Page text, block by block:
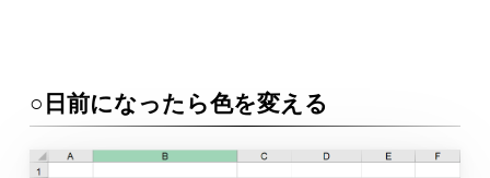
○日前になったら色を変える